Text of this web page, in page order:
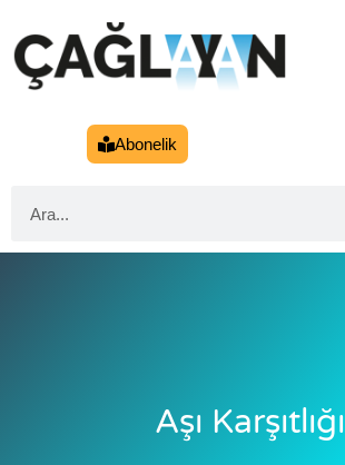
Abonelik
Aşı Karşıtlığı